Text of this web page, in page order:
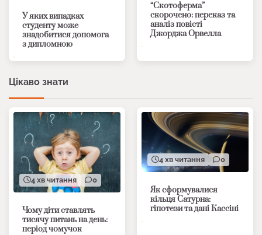
У яких випадках
студенту може
знадобитися допомога
з дипломною
“Скотоферма”
скорочено: переказ та
аналіз повісті
Джорджа Орвелла
Цікаво знати
4 хв читання 0
Чому діти ставлять
тисячу питань на день:
період чомучок
4 хв читання 0
Як сформувалися
кільця Сатурна:
гіпотези та дані Кассіні